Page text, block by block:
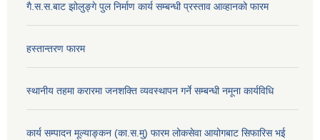
गै.स.स.बाट झोलुङ्गे पुल निर्माण कार्य सम्बन्धी प्रस्ताव आव्हानको फारम
हस्तान्तरण फारम
स्थानीय तहमा करारमा जनशक्ति व्यवस्थापन गर्ने सम्बन्धी नमूना कार्यविधि
कार्य सम्पादन मूल्याङ्कन (का.स.मु) फारम लोकसेवा आयोगबाट सिफारिस भई